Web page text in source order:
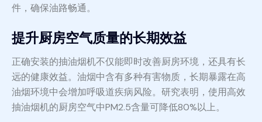
件，确保油路畅通。
提升厨房空气质量的长期效益
正确安装的抽油烟机不仅能即时改善厨房环境，还具有长
远的健康效益。油烟中含有多种有害物质，长期暴露在高
油烟环境中会增加呼吸道疾病风险。研究表明，使用高效
抽油烟机的厨房空气中PM2.5含量可降低80%以上。